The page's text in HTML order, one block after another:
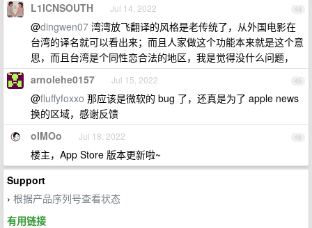
44
L1lCNSOUTH Jul 14, 2022
@dingwen07 湾湾放飞翻译的风格是老传统了，从外国电影在
台湾的译名就可以看出来；而且人家做这个功能本来就是这个意
思，而且台湾是个同性恋合法的地区，我是觉得没什么问题，
45
arnolehe0157 Jul 15, 2022
@fluffyfoxxo 那应该是微软的 bug 了，还真是为了 apple news
换的区域，感谢反馈
46
oIMOo Jul 18, 2022
楼主，App Store 版本更新啦~
Support
› 根据产品序列号查看状态
有用链接